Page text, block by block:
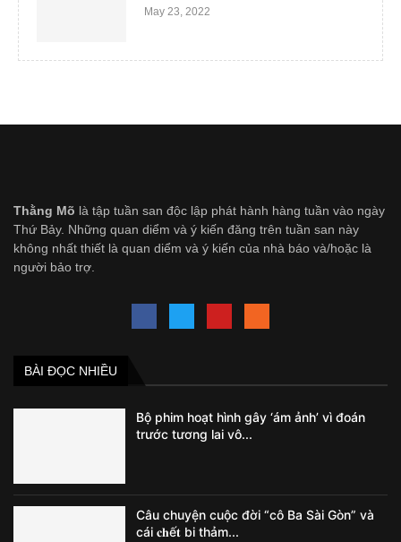
May 23, 2022
Thằng Mõ là tập tuần san độc lập phát hành hàng tuần vào ngày
Thứ Bảy. Những quan diểm và ý kiến đăng trên tuần san này
không nhất thiết là quan diểm và ý kiến của nhà báo và/hoặc là
người bảo trợ.
BÀI ĐỌC NHIỀU
Bộ phim hoạt hình gây ‘ám ảnh’ vì đoán
trước tương lai vô...
Câu chuyện cuộc đời “cô Ba Sài Gòn” và
cái 𝐜𝐡ế𝐭 bi thảm...